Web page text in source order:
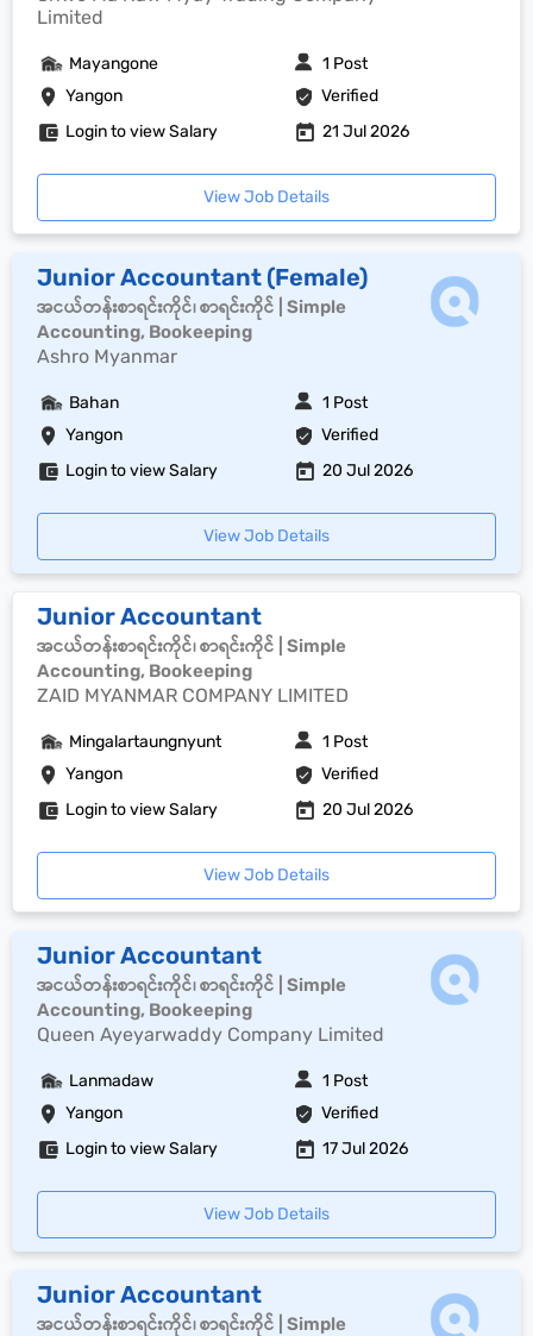
Limited
Yangon Verified
Mayangone 1 Post
Login to view Salary 21 Jul 2026
View Job Details
Junior Accountant (Female)
အငယ်တန်းစာရင်းကိုင်၊ စာရင်းကိုင် | Simple
Accounting, Bookeeping
Ashro Myanmar
Yangon Verified
Bahan 1 Post
Login to view Salary 20 Jul 2026
View Job Details
Junior Accountant
အငယ်တန်းစာရင်းကိုင်၊ စာရင်းကိုင် | Simple
Accounting, Bookeeping
ZAID MYANMAR COMPANY LIMITED
Yangon Verified
Mingalartaungnyunt 1 Post
Login to view Salary 20 Jul 2026
View Job Details
Junior Accountant
အငယ်တန်းစာရင်းကိုင်၊ စာရင်းကိုင် | Simple
Accounting, Bookeeping
Queen Ayeyarwaddy Company Limited
Yangon Verified
Lanmadaw 1 Post
Login to view Salary 17 Jul 2026
View Job Details
Junior Accountant
အငယ်တန်းစာရင်းကိုင်၊ စာရင်းကိုင် | Simple